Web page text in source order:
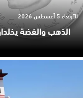
الذهب والفضة
الأربعاء 5 أغسطس 2026